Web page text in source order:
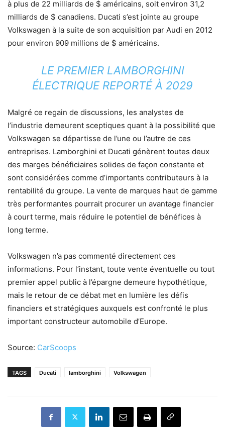
à plus de 22 milliards de $ américains, soit environ 31,2
milliards de $ canadiens. Ducati s’est jointe au groupe
Volkswagen à la suite de son acquisition par Audi en 2012
pour environ 909 millions de $ américains.
LE PREMIER LAMBORGHINI
ÉLECTRIQUE REPORTÉ À 2029
Malgré ce regain de discussions, les analystes de
l’industrie demeurent sceptiques quant à la possibilité que
Volkswagen se départisse de l’une ou l’autre de ces
entreprises. Lamborghini et Ducati génèrent toutes deux
des marges bénéficiaires solides de façon constante et
sont considérées comme d’importants contributeurs à la
rentabilité du groupe. La vente de marques haut de gamme
très performantes pourrait procurer un avantage financier
à court terme, mais réduire le potentiel de bénéfices à
long terme.
Volkswagen n’a pas commenté directement ces
informations. Pour l’instant, toute vente éventuelle ou tout
premier appel public à l’épargne demeure hypothétique,
mais le retour de ce débat met en lumière les défis
financiers et stratégiques auxquels est confronté le plus
important constructeur automobile d’Europe.
Source: CarScoops
TAGS Ducati lamborghini Volkswagen